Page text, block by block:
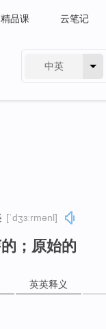
品课 云笔记
中英
[ˈdʒɜːrmənl]
；原始的
英英释义